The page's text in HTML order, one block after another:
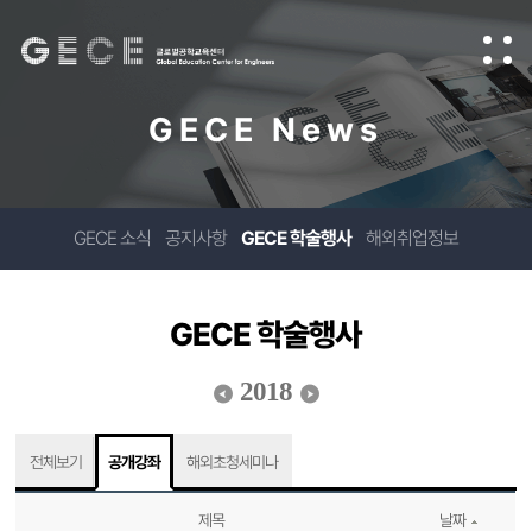
GECE News
GECE 소식 공지사항 GECE 학술행사 해외취업정보
GECE 학술행사
2018
전체보기 공개강좌 해외초청세미나
제목 날짜